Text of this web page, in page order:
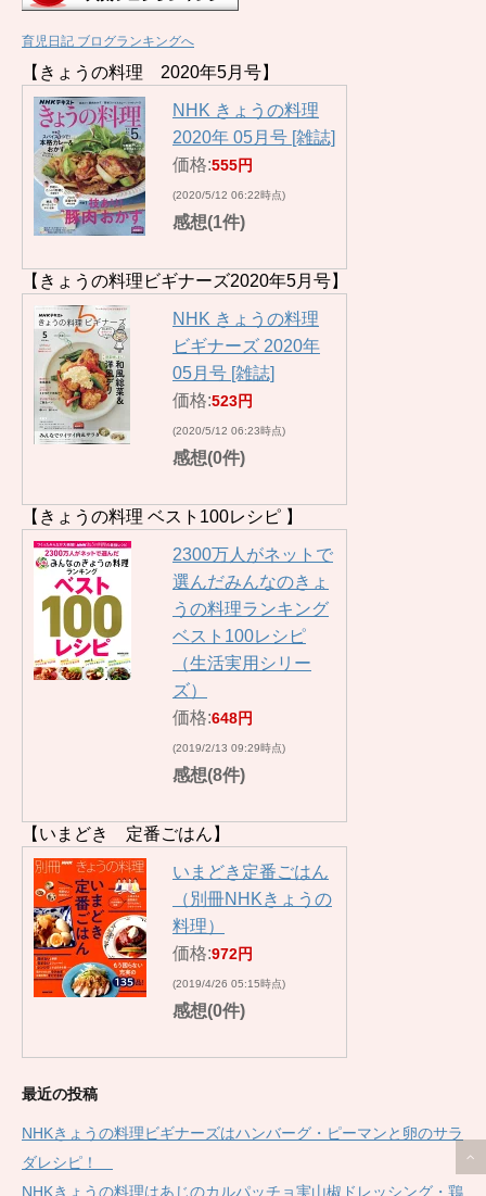
育児日記 ブログランキングへ
【きょうの料理 2020年5月号】
NHK きょうの料理
2020年 05月号 [雑誌]
価格:555円
(2020/5/12 06:22時点)
感想(1件)
【きょうの料理ビギナーズ2020年5月号】
NHK きょうの料理
ビギナーズ 2020年
05月号 [雑誌]
価格:523円
(2020/5/12 06:23時点)
感想(0件)
【きょうの料理 ベスト100レシピ 】
2300万人がネットで
選んだみんなのきょ
うの料理ランキング
ベスト100レシピ
（生活実用シリー
ズ）
価格:648円
(2019/2/13 09:29時点)
感想(8件)
【いまどき 定番ごはん】
いまどき定番ごはん
（別冊NHKきょうの
料理）
価格:972円
(2019/4/26 05:15時点)
感想(0件)
最近の投稿
NHKきょうの料理ビギナーズはハンバーグ・ピーマンと卵のサラ
ダレシピ！
NHKきょうの料理はあじのカルパッチョ実山椒ドレッシング・鶏